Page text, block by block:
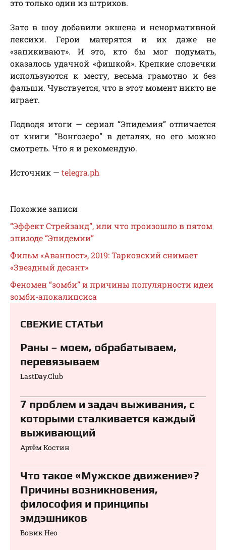
это только один из штрихов.
Зато в шоу добавили экшена и ненормативной
лексики. Герои матерятся и их даже не
«запикивают». И это, кто бы мог подумать,
оказалось удачной «фишкой». Крепкие словечки
используются к месту, весьма грамотно и без
фальши. Чувствуется, что в этот момент никто не
играет.
Подводя итоги — сериал “Эпидемия” отличается
от книги “Вонгозеро” в деталях, но его можно
смотреть. Что я и рекомендую.
Источник — telegra.ph
Похожие записи
“Эффект Стрейзанд”, или что произошло в пятом
эпизоде “Эпидемии”
Фильм «Аванпост», 2019: Тарковский снимает
«Звездный десант»
Феномен “зомби” и причины популярности идеи
зомби-апокалипсиса
СВЕЖИЕ СТАТЬИ
Раны – моем, обрабатываем,
перевязываем⁠⁠
LastDay.Club
7 проблем и задач выживания, с
которыми сталкивается каждый
выживающий
Артём Костин
Что такое «Мужское движение»?
Причины возникновения,
философия и принципы
эмдэшников
Вовик Нео